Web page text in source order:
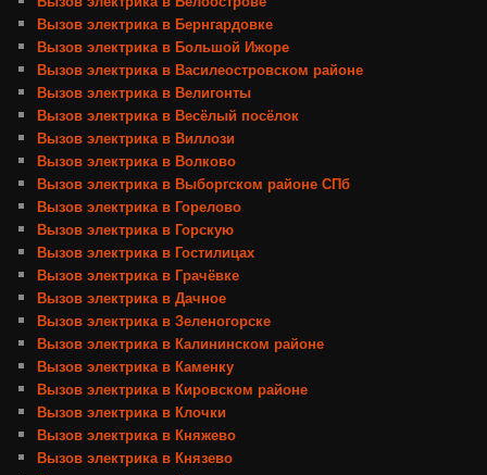
Вызов электрика в Бернгардовке
Вызов электрика в Большой Ижоре
Вызов электрика в Василеостровском районе
Вызов электрика в Велигонты
Вызов электрика в Весёлый посёлок
Вызов электрика в Виллози
Вызов электрика в Волково
Вызов электрика в Выборгском районе СПб
Вызов электрика в Горелово
Вызов электрика в Горскую
Вызов электрика в Гостилицах
Вызов электрика в Грачёвке
Вызов электрика в Дачное
Вызов электрика в Зеленогорске
Вызов электрика в Калининском районе
Вызов электрика в Каменку
Вызов электрика в Кировском районе
Вызов электрика в Клочки
Вызов электрика в Княжево
Вызов электрика в Князево